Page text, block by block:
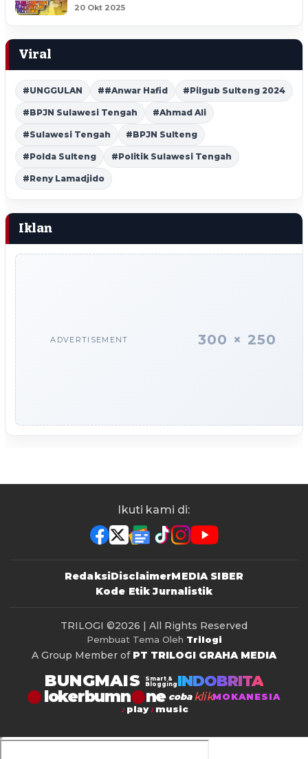
20 Okt 2025
Viral
#UNGGULAN ##Anwar Hafid #Pilgub Sulteng 2024
#BPJN Sulawesi Tengah #Ahmad Ali
#Sulawesi Tengah #BPJN Sulteng
#Polda Sulteng #Politik Sulawesi Tengah
#Reny Lamadjido
Iklan
ADVERTISEMENT 300 × 250
Ikuti kami di:
RedaksiDisclaimerMEDIA SIBER
Kode Etik Jurnalistik
TRILOGI ©2026 | All Rights Reserved
Pembuat Tema Oleh Trilogi
A Group Member of PT TRILOGI GRAHA MEDIA
BUNGMAIS
Smart &
Blogging INDOBRITA
lokerbumn coba klikMOKANESIA
play
music